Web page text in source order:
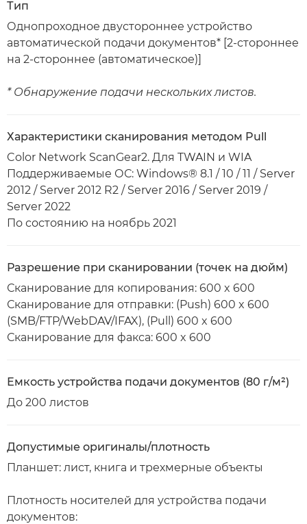
Тип
Однопроходное двустороннее устройство
автоматической подачи документов* [2-стороннее
на 2-стороннее (автоматическое)]
* Обнаружение подачи нескольких листов.
Характеристики сканирования методом Pull
Color Network ScanGear2. Для TWAIN и WIA
Поддерживаемые ОС: Windows® 8.1 / 10 / 11 / Server
2012 / Server 2012 R2 / Server 2016 / Server 2019 /
Server 2022
По состоянию на ноябрь 2021
Разрешение при сканировании (точек на дюйм)
Сканирование для копирования: 600 x 600
Сканирование для отправки: (Push) 600 x 600
(SMB/FTP/WebDAV/IFAX), (Pull) 600 x 600
Сканирование для факса: 600 x 600
Емкость устройства подачи документов (80 г/м²)
До 200 листов
Допустимые оригиналы/плотность
Планшет: лист, книга и трехмерные объекты
Плотность носителей для устройства подачи
документов: